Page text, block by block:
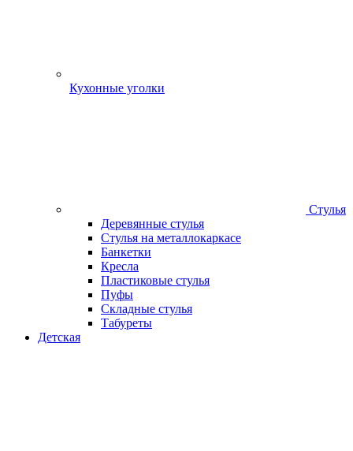
Кухонные уголки
Стулья
Деревянные стулья
Стулья на металлокаркасе
Банкетки
Кресла
Пластиковые стулья
Пуфы
Складные стулья
Табуреты
Детская